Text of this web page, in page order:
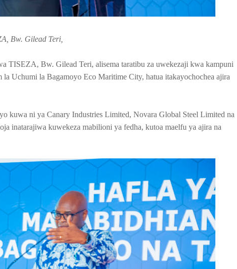
Gilead Teri,
TISEZA, Bw. Gilead Teri, alisema taratibu za uwekezaji kwa kampuni
Uchumi la Bagamoyo Eco Maritime City, hatua itakayochochea ajira
kuwa ni ya Canary Industries Limited, Novara Global Steel Limited na
inatarajiwa kuwekeza mabilioni ya fedha, kutoa maelfu ya ajira na